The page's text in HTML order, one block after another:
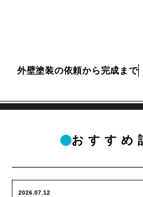
外壁塗装の依頼から完成まで
おすすめ
2026.07.12